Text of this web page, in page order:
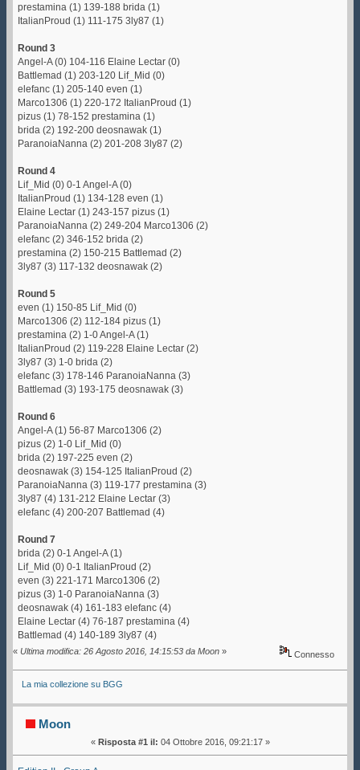
prestamina (1) 139-188 brida (1)
ItalianProud (1) 111-175 3ly87 (1)
Round 3
Angel-A (0) 104-116 Elaine Lectar (0)
Battlemad (1) 203-120 Lif_Mid (0)
elefanc (1) 205-140 even (1)
Marco1306 (1) 220-172 ItalianProud (1)
pizus (1) 78-152 prestamina (1)
brida (2) 192-200 deosnawak (1)
ParanoiaNanna (2) 201-208 3ly87 (2)
Round 4
Lif_Mid (0) 0-1 Angel-A (0)
ItalianProud (1) 134-128 even (1)
Elaine Lectar (1) 243-157 pizus (1)
ParanoiaNanna (2) 249-204 Marco1306 (2)
elefanc (2) 346-152 brida (2)
prestamina (2) 150-215 Battlemad (2)
3ly87 (3) 117-132 deosnawak (2)
Round 5
even (1) 150-85 Lif_Mid (0)
Marco1306 (2) 112-184 pizus (1)
prestamina (2) 1-0 Angel-A (1)
ItalianProud (2) 119-228 Elaine Lectar (2)
3ly87 (3) 1-0 brida (2)
elefanc (3) 178-146 ParanoiaNanna (3)
Battlemad (3) 193-175 deosnawak (3)
Round 6
Angel-A (1) 56-87 Marco1306 (2)
pizus (2) 1-0 Lif_Mid (0)
brida (2) 197-225 even (2)
deosnawak (3) 154-125 ItalianProud (2)
ParanoiaNanna (3) 119-177 prestamina (3)
3ly87 (4) 131-212 Elaine Lectar (3)
elefanc (4) 200-207 Battlemad (4)
Round 7
brida (2) 0-1 Angel-A (1)
Lif_Mid (0) 0-1 ItalianProud (2)
even (3) 221-171 Marco1306 (2)
pizus (3) 1-0 ParanoiaNanna (3)
deosnawak (4) 161-183 elefanc (4)
Elaine Lectar (4) 76-187 prestamina (4)
Battlemad (4) 140-189 3ly87 (4)
« Ultima modifica: 26 Agosto 2016, 14:15:53 da Moon » Connesso
La mia collezione su BGG
Moon
« Risposta #1 il: 04 Ottobre 2016, 09:21:17 »